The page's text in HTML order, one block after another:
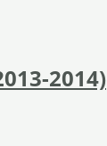
2014)